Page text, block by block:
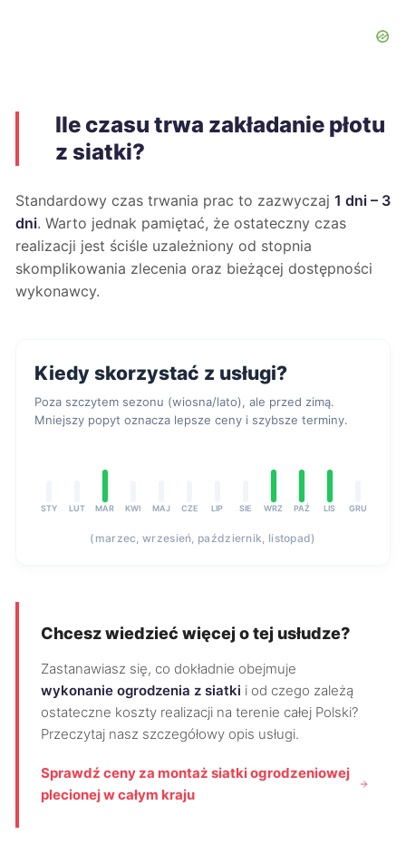
Ile czasu trwa zakładanie płotu
z siatki?
Standardowy czas trwania prac to zazwyczaj 1 dni – 3
dni. Warto jednak pamiętać, że ostateczny czas
realizacji jest ściśle uzależniony od stopnia
skomplikowania zlecenia oraz bieżącej dostępności
wykonawcy.
Kiedy skorzystać z usługi?
Poza szczytem sezonu (wiosna/lato), ale przed zimą.
Mniejszy popyt oznacza lepsze ceny i szybsze terminy.
STY LUT MAR KWI MAJ CZE LIP SIE WRZ PAŹ LIS GRU
(marzec, wrzesień, październik, listopad)
Chcesz wiedzieć więcej o tej usłudze?
Zastanawiasz się, co dokładnie obejmuje
wykonanie ogrodzenia z siatki i od czego zależą
ostateczne koszty realizacji na terenie całej Polski?
Przeczytaj nasz szczegółowy opis usługi.
Sprawdź ceny za montaż siatki ogrodzeniowej
plecionej w całym kraju